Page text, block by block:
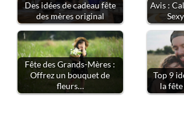
Des idées de cadeau fête
des mères original
Avis :
Fête des Grands-Mères :
Offrez un bouquet de
fleurs…
Top 9
la